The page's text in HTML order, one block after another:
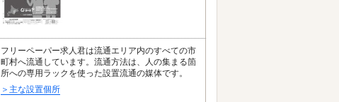
フリーペーパー求人君は流通エリア内のすべての市
町村へ流通しています。流通方法は、人の集まる箇
所への専用ラックを使った設置流通の媒体です。
＞主な設置個所